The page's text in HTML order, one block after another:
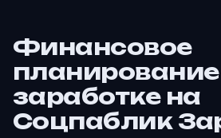
Финансовое
заработке на
Соцпаблик